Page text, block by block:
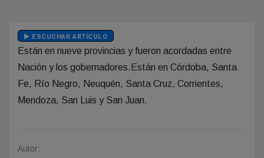
ESCUCHAR ARTÍCULO
Están en nueve provincias y fueron acordadas entre
Nación y los gobernadores.Están en Córdoba, Santa
Fe, Río Negro, Neuquén, Santa Cruz, Corrientes,
Mendoza, San Luis y San Juan.
Autor: